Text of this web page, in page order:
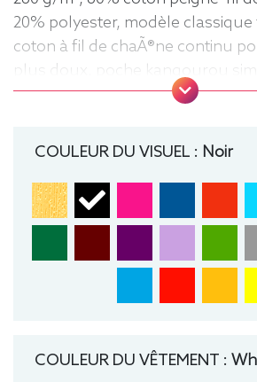
20% polyester, modèle
coton à fil de chaÃ®ne continu
plus doux, poche kangourou
cordon de serrage sur les
140 (9-10 ans), 152 (11-12 ans)
COULEUR DU VISUEL : Noir
COULEUR DU VÊTEMENT :